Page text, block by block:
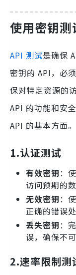
使用密钥测
API 测试是确保
密钥的 API，必
保对特定资源的
API 的功能和安
API 的基本方面。
1.认证测试
有效密钥：
访问预期的
无效密钥：
正确的错误
丢失密钥：
误，确保不
2.速率限制测